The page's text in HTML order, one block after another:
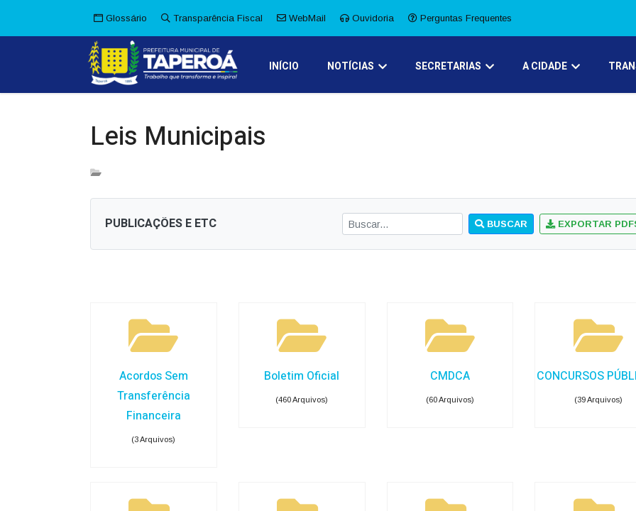
Glossário Transparência Fiscal WebMail Ouvidoria Perguntas Frequentes
INÍCIO NOTÍCIAS SECRETARIAS A CIDADE
Leis Municipais
PUBLICAÇÕES E ETC BUSCAR EXPORTAR
Acordos Sem
Transferência
Financeira
(3 Arquivos)
Boletim Oficial
(460 Arquivos)
CMDCA
(60 Arquivos)
CONCURSOS
(39 Arquivos)